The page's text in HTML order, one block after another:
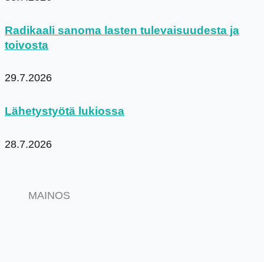
Radikaali sanoma lasten tulevaisuudesta ja
toivosta
29.7.2026
Lähetystyötä lukiossa
28.7.2026
MAINOS